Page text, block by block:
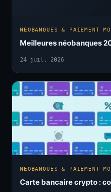
NÉOBANQUES & PAIEMENT
Meilleures néobanques
24 juil. 2026
NÉOBANQUES & PAIEMENT
Carte bancaire crypto :